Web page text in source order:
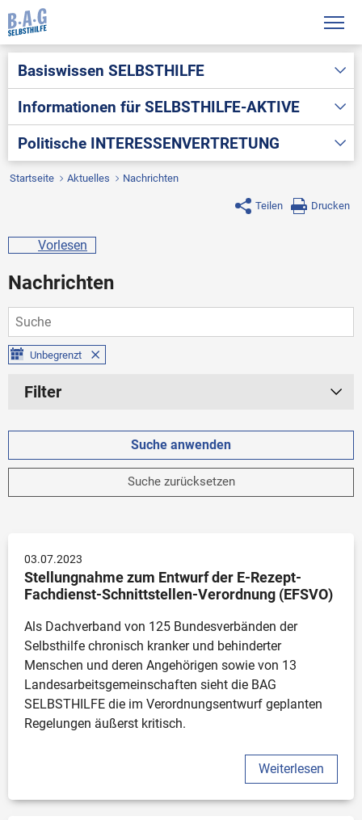
Basiswissen SELBSTHILFE
Informationen für SELBSTHILFE-AKTIVE
Politische INTERESSENVERTRETUNG
Startseite Aktuelles Nachrichten
Teilen Drucken
Vorlesen
Nachrichten
Unbegrenzt
Filter
Aktuelles Jahr
2025
Älter
Unbegrenzt
Kategorie
Pressemitteilung
Stellungnahme
Projekte
Suche zurücksetzen
03.07.2023
Stellungnahme zum Entwurf der E-Rezept-
Fachdienst-Schnittstellen-Verordnung (EFSVO)
Als Dachverband von 125 Bundesverbänden der
Selbsthilfe chronisch kranker und behinderter
Menschen und deren Angehörigen sowie von 13
Landesarbeitsgemeinschaften sieht die BAG
SELBSTHILFE die im Verordnungsentwurf geplanten
Regelungen äußerst kritisch.
Weiterlesen